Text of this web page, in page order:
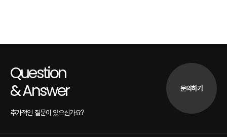
Question
& Answer
추가적인 질문이 있으신가요?
문의하기